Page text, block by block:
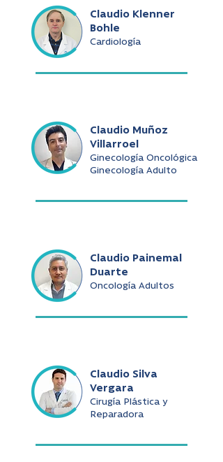
Claudio Klenner
Bohle
Cardiología
Claudio Muñoz
Villarroel
Ginecología Oncológica
Ginecología Adulto
Claudio Painemal
Duarte
Oncología Adultos
Claudio Silva
Vergara
Cirugía Plástica y
Reparadora